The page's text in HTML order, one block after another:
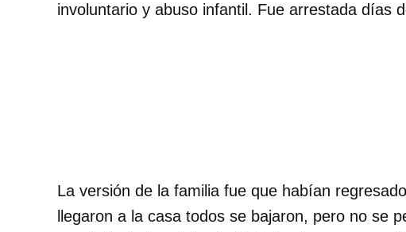
involuntario y abuso infantil. Fue arrestada días
La versión de la familia fue que habían
llegaron a la casa todos se bajaron, pero no se